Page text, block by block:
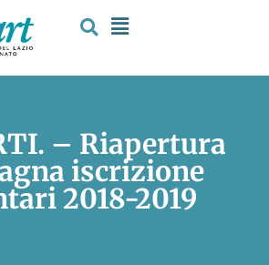
– Riapertura
iscrizione
2018-2019